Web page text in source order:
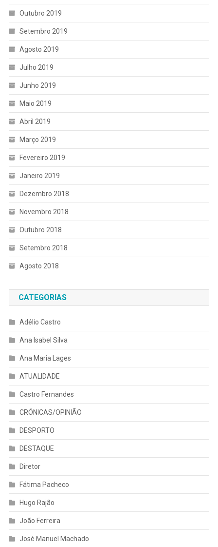
Outubro 2019
Setembro 2019
Agosto 2019
Julho 2019
Junho 2019
Maio 2019
Abril 2019
Março 2019
Fevereiro 2019
Janeiro 2019
Dezembro 2018
Novembro 2018
Outubro 2018
Setembro 2018
Agosto 2018
CATEGORIAS
Adélio Castro
Ana Isabel Silva
Ana Maria Lages
ATUALIDADE
Castro Fernandes
CRÓNICAS/OPINIÃO
DESPORTO
DESTAQUE
Diretor
Fátima Pacheco
Hugo Rajão
João Ferreira
José Manuel Machado